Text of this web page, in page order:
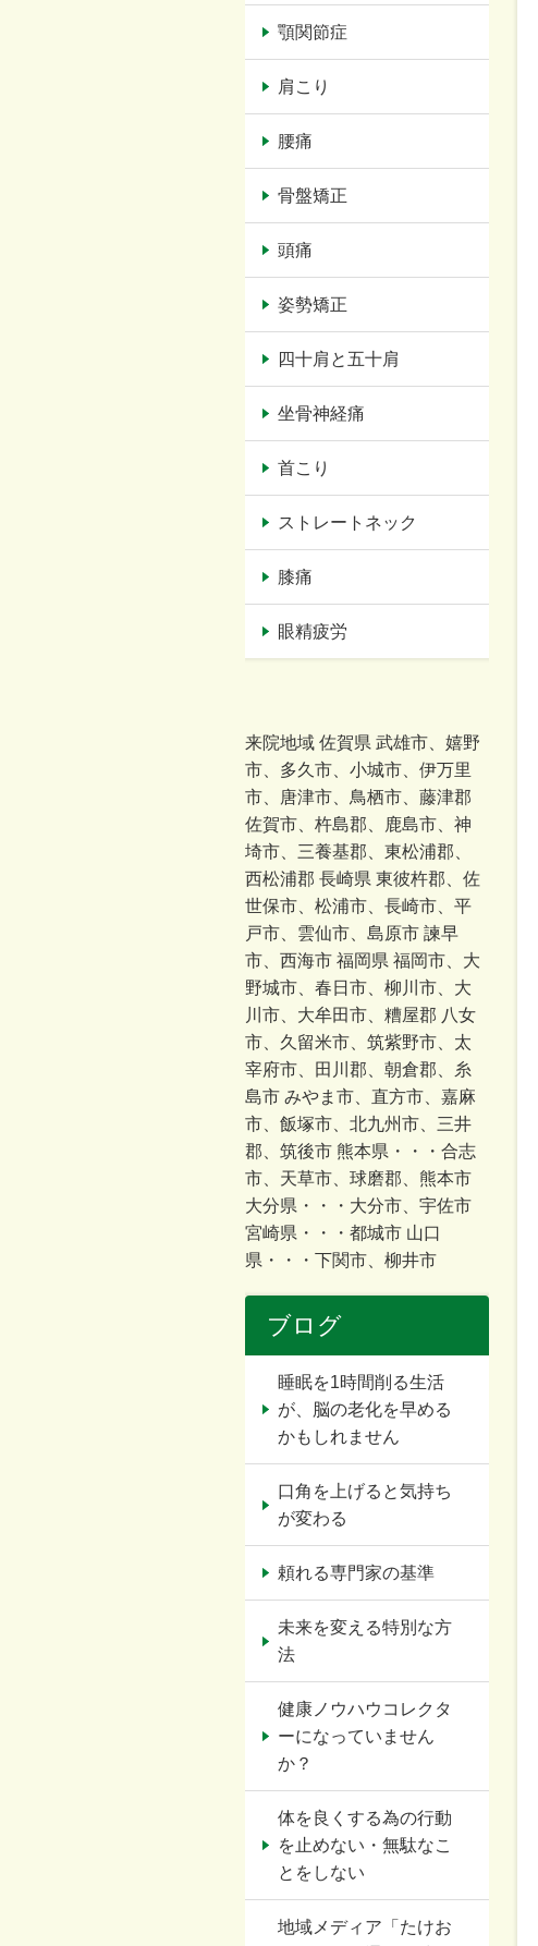
顎関節症
肩こり
腰痛
骨盤矯正
頭痛
姿勢矯正
四十肩と五十肩
坐骨神経痛
首こり
ストレートネック
膝痛
眼精疲労
来院地域 佐賀県 武雄市、嬉野
市、多久市、小城市、伊万里
市、唐津市、鳥栖市、藤津郡
佐賀市、杵島郡、鹿島市、神
埼市、三養基郡、東松浦郡、
西松浦郡 長崎県 東彼杵郡、佐
世保市、松浦市、長崎市、平
戸市、雲仙市、島原市 諫早
市、西海市 福岡県 福岡市、大
野城市、春日市、柳川市、大
川市、大牟田市、糟屋郡 八女
市、久留米市、筑紫野市、太
宰府市、田川郡、朝倉郡、糸
島市 みやま市、直方市、嘉麻
市、飯塚市、北九州市、三井
郡、筑後市 熊本県・・・合志
市、天草市、球磨郡、熊本市
大分県・・・大分市、宇佐市
宮崎県・・・都城市 山口
県・・・下関市、柳井市
ブログ
睡眠を1時間削る生活
が、脳の老化を早める
かもしれません
口角を上げると気持ち
が変わる
頼れる専門家の基準
未来を変える特別な方
法
健康ノウハウコレクタ
ーになっていません
か？
体を良くする為の行動
を止めない・無駄なこ
とをしない
地域メディア「たけお